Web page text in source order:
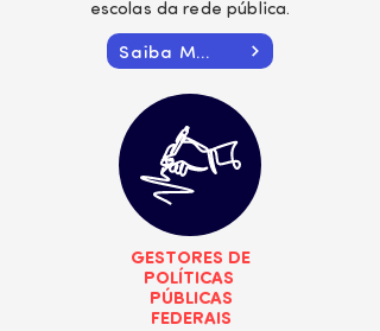
escolas da rede pública.
Saiba Mais
GESTORES DE
POLÍTICAS
PÚBLICAS
FEDERAIS